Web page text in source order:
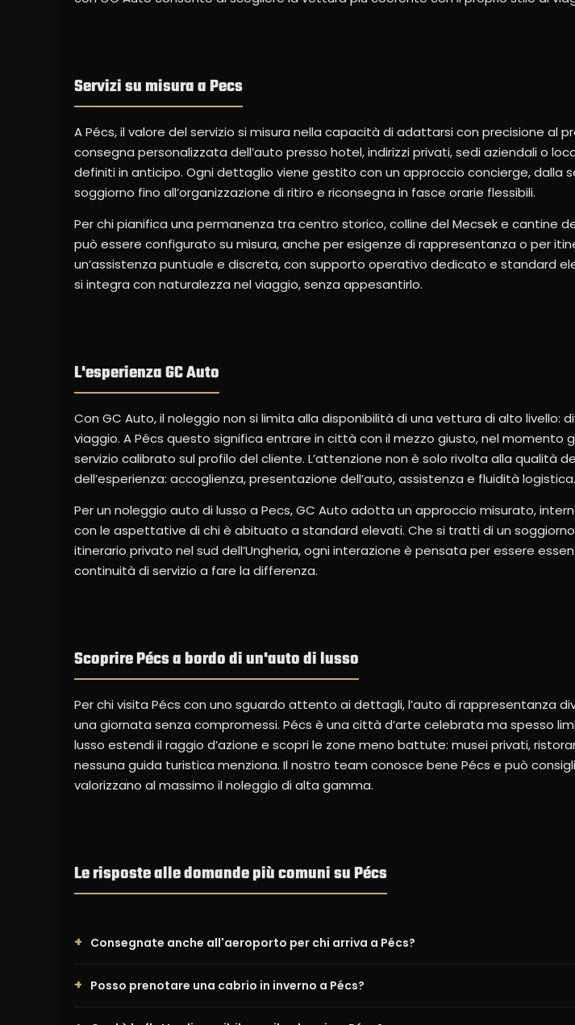
Servizi su misura a Pecs
A Pécs, il valore del servizio si misura nella capacità di adattarsi con precisione al
consegna personalizzata dell’auto presso hotel, indirizzi privati, sedi aziendali o
definiti in anticipo. Ogni dettaglio viene gestito con un approccio concierge, dalla
soggiorno fino all’organizzazione di ritiro e riconsegna in fasce orarie flessibili.
Per chi pianifica una permanenza tra centro storico, colline del Mecsek e cantine
può essere configurato su misura, anche per esigenze di rappresentanza o per
un’assistenza puntuale e discreta, con supporto operativo dedicato e standard
si integra con naturalezza nel viaggio, senza appesantirlo.
L'esperienza GC Auto
Con GC Auto, il noleggio non si limita alla disponibilità di una vettura di alto livello:
viaggio. A Pécs questo significa entrare in città con il mezzo giusto, nel momento
servizio calibrato sul profilo del cliente. L’attenzione non è solo rivolta alla qualità
dell’esperienza: accoglienza, presentazione dell’auto, assistenza e fluidità logistica.
Per un noleggio auto di lusso a Pecs, GC Auto adotta un approccio misurato,
con le aspettative di chi è abituato a standard elevati. Che si tratti di un soggiorno
itinerario privato nel sud dell’Ungheria, ogni interazione è pensata per essere
continuità di servizio a fare la differenza.
Scoprire Pécs a bordo di un'auto di lusso
Per chi visita Pécs con uno sguardo attento ai dettagli, l’auto di rappresentanza
una giornata senza compromessi. Pécs è una città d’arte celebrata ma spesso
lusso estendi il raggio d’azione e scopri le zone meno battute: musei privati,
nessuna guida turistica menziona. Il nostro team conosce bene Pécs e può
valorizzano al massimo il noleggio di alta gamma.
Le risposte alle domande più comuni su Pécs
Consegnate anche all'aeroporto per chi arriva a Pécs?
Posso prenotare una cabrio in inverno a Pécs?